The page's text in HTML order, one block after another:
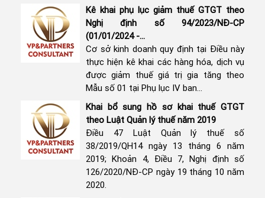
Kê khai phụ lục giảm thuế GTGT theo
Nghị định số 94/2023/NĐ-CP
(01/01/2024 -...
Cơ sở kinh doanh quy định tại Điều này
thực hiện kê khai các hàng hóa, dịch vụ
được giảm thuế giá trị gia tăng theo
Mẫu số 01 tại Phụ lục IV ban...
Khai bổ sung hồ sơ khai thuế GTGT
theo Luật Quản lý thuế năm 2019
Điều 47 Luật Quản lý thuế số
38/2019/QH14 ngày 13 tháng 6 năm
2019; Khoản 4, Điều 7, Nghị định số
126/2020/NĐ-CP ngày 19 tháng 10 năm
2020.